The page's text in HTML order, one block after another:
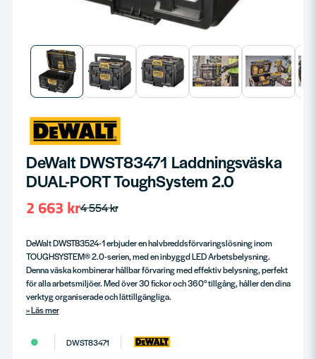
DeWalt DWST83471 Laddningsväska
DUAL-PORT ToughSystem 2.0
4 554 kr
2 663 kr
DeWalt DWST83524-1 erbjuder en halvbreddsförvaringslösning inom
TOUGHSYSTEM® 2.0-serien, med en inbyggd LED Arbetsbelysning.
Denna väska kombinerar hållbar förvaring med effektiv belysning, perfekt
för alla arbetsmiljöer. Med över 30 fickor och 360° tillgång, håller den dina
verktyg organiserade och lättillgängliga.
Läs mer
DWST83471